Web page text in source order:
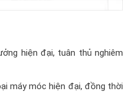
hiện đại, tuân thủ nghiêm
máy móc hiện đại, đồng thời